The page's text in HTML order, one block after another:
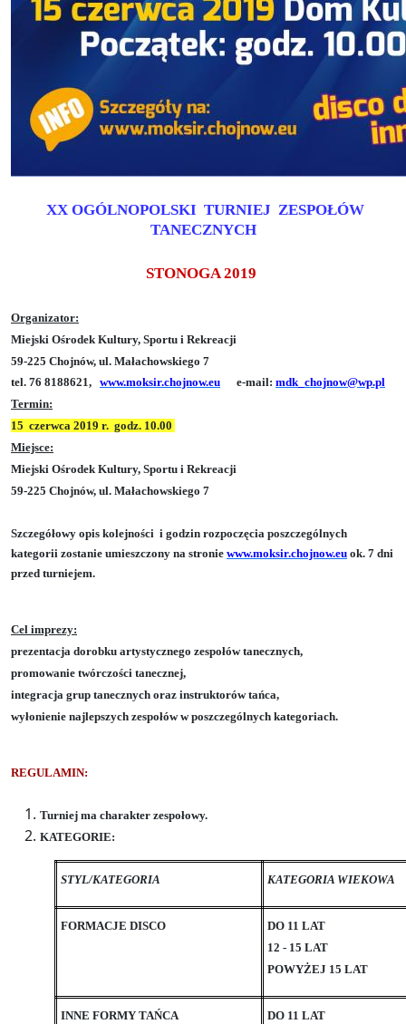
XX OGÓLNOPOLSKI TURNIEJ ZESPOŁÓW
TANECZNYCH
STONOGA 2019
Organizator:
Miejski Ośrodek Kultury, Sportu i Rekreacji
59-225 Chojnów, ul. Małachowskiego 7
tel. 76 8188621, www.moksir.chojnow.eu e-mail: mdk_chojnow@wp.pl
Termin:
15 czerwca 2019 r. godz. 10.00
Miejsce:
Miejski Ośrodek Kultury, Sportu i Rekreacji
59-225 Chojnów, ul. Małachowskiego 7
Szczegółowy opis kolejności i godzin rozpoczęcia poszczególnych
kategorii zostanie umieszczony na stronie www.moksir.chojnow.eu ok. 7 dni
przed turniejem.
Cel imprezy:
prezentacja dorobku artystycznego zespołów tanecznych,
promowanie twórczości tanecznej,
integracja grup tanecznych oraz instruktorów tańca,
wyłonienie najlepszych zespołów w poszczególnych kategoriach.
REGULAMIN:
Turniej ma charakter zespołowy.
KATEGORIE:
STYL/KATEGORIA KATEGORIA WIEKOWA
FORMACJE DISCO
DO 11 LAT
12 - 15 LAT
POWYŻEJ 15 LAT
INNE FORMY TAŃCA
DO 11 LAT